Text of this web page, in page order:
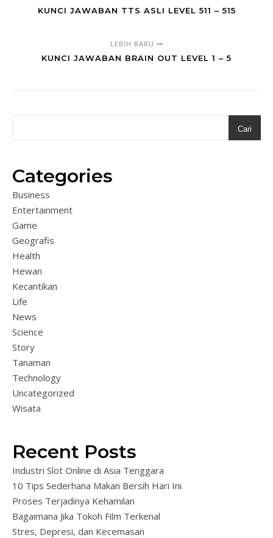
KUNCI JAWABAN TTS ASLI LEVEL 511 – 515
LEBIH BARU
KUNCI JAWABAN BRAIN OUT LEVEL 1 – 5
Cari
Categories
Business
Entertainment
Game
Geografis
Health
Hewan
Kecantikan
Life
News
Science
Story
Tanaman
Technology
Uncategorized
Wisata
Recent Posts
Industri Slot Online di Asia Tenggara
10 Tips Sederhana Makan Bersih Hari Ini
Proses Terjadinya Kehamilan
Bagaimana Jika Tokoh Film Terkenal
Stres, Depresi, dan Kecemasan